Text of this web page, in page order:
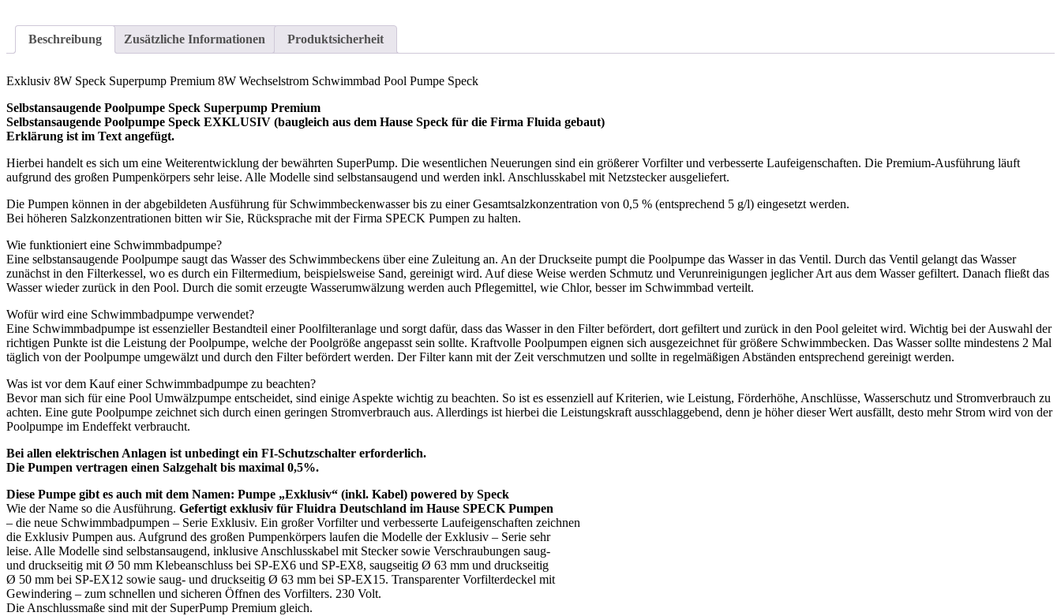
Beschreibung Zusätzliche Informationen Produktsicherheit
Exklusiv 8W Speck Superpump Premium 8W Wechselstrom Schwimmbad Pool Pumpe Speck
Selbstansaugende Poolpumpe Speck Superpump Premium
Selbstansaugende Poolpumpe Speck EXKLUSIV (baugleich aus dem Hause Speck für die Firma Fluida gebaut)
Erklärung ist im Text angefügt.
Hierbei handelt es sich um eine Weiterentwicklung der bewährten SuperPump. Die wesentlichen Neuerungen sind ein größerer Vorfilter und verbesserte Laufeigenschaften. Die Premium-Ausführung läuft
aufgrund des großen Pumpenkörpers sehr leise. Alle Modelle sind selbstansaugend und werden inkl. Anschlusskabel mit Netzstecker ausgeliefert.
Die Pumpen können in der abgebildeten Ausführung für Schwimmbeckenwasser bis zu einer Gesamtsalzkonzentration von 0,5 % (entsprechend 5 g/l) eingesetzt werden.
Bei höheren Salzkonzentrationen bitten wir Sie, Rücksprache mit der Firma SPECK Pumpen zu halten.
Wie funktioniert eine Schwimmbadpumpe?
Eine selbstansaugende Poolpumpe saugt das Wasser des Schwimmbeckens über eine Zuleitung an. An der Druckseite pumpt die Poolpumpe das Wasser in das Ventil. Durch das Ventil gelangt das Wasser
zunächst in den Filterkessel, wo es durch ein Filtermedium, beispielsweise Sand, gereinigt wird. Auf diese Weise werden Schmutz und Verunreinigungen jeglicher Art aus dem Wasser gefiltert. Danach fließt das
Wasser wieder zurück in den Pool. Durch die somit erzeugte Wasserumwälzung werden auch Pflegemittel, wie Chlor, besser im Schwimmbad verteilt.
Wofür wird eine Schwimmbadpumpe verwendet?
Eine Schwimmbadpumpe ist essenzieller Bestandteil einer Poolfilteranlage und sorgt dafür, dass das Wasser in den Filter befördert, dort gefiltert und zurück in den Pool geleitet wird. Wichtig bei der Auswahl der
richtigen Punkte ist die Leistung der Poolpumpe, welche der Poolgröße angepasst sein sollte. Kraftvolle Poolpumpen eignen sich ausgezeichnet für größere Schwimmbecken. Das Wasser sollte mindestens 2 Mal
täglich von der Poolpumpe umgewälzt und durch den Filter befördert werden. Der Filter kann mit der Zeit verschmutzen und sollte in regelmäßigen Abständen entsprechend gereinigt werden.
Was ist vor dem Kauf einer Schwimmbadpumpe zu beachten?
Bevor man sich für eine Pool Umwälzpumpe entscheidet, sind einige Aspekte wichtig zu beachten. So ist es essenziell auf Kriterien, wie Leistung, Förderhöhe, Anschlüsse, Wasserschutz und Stromverbrauch zu
achten. Eine gute Poolpumpe zeichnet sich durch einen geringen Stromverbrauch aus. Allerdings ist hierbei die Leistungskraft ausschlaggebend, denn je höher dieser Wert ausfällt, desto mehr Strom wird von der
Poolpumpe im Endeffekt verbraucht.
Bei allen elektrischen Anlagen ist unbedingt ein FI-Schutzschalter erforderlich.
Die Pumpen vertragen einen Salzgehalt bis maximal 0,5%.
Diese Pumpe gibt es auch mit dem Namen: Pumpe „Exklusiv“ (inkl. Kabel) powered by Speck
Wie der Name so die Ausführung. Gefertigt exklusiv für Fluidra Deutschland im Hause SPECK Pumpen
– die neue Schwimmbadpumpen – Serie Exklusiv. Ein großer Vorfilter und verbesserte Laufeigenschaften zeichnen
die Exklusiv Pumpen aus. Aufgrund des großen Pumpenkörpers laufen die Modelle der Exklusiv – Serie sehr
leise. Alle Modelle sind selbstansaugend, inklusive Anschlusskabel mit Stecker sowie Verschraubungen saug-
und druckseitig mit Ø 50 mm Klebeanschluss bei SP-EX6 und SP-EX8, saugseitig Ø 63 mm und druckseitig
Ø 50 mm bei SP-EX12 sowie saug- und druckseitig Ø 63 mm bei SP-EX15. Transparenter Vorfilterdeckel mit
Gewindering – zum schnellen und sicheren Öffnen des Vorfilters. 230 Volt.
Die Anschlussmaße sind mit der SuperPump Premium gleich.